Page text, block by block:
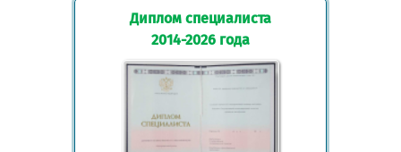
Диплом специалиста
2014-2026 года